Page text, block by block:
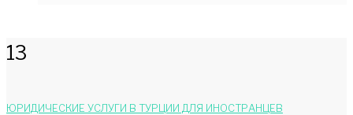
13
ЮРИДИЧЕСКИЕ УСЛУГИ В ТУРЦИИ ДЛЯ ИНОСТРАНЦЕВ